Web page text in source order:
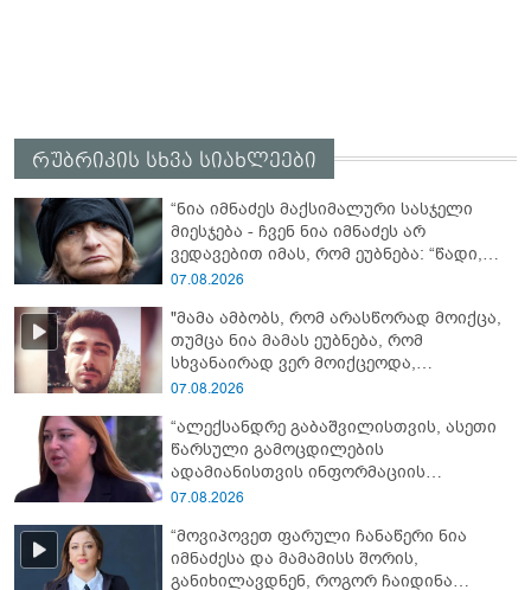
რუბრიკის სხვა სიახლეები
“ნია იმნაძეს მაქსიმალური სასჯელი
მიესჯება - ჩვენ ნია იმნაძეს არ
ვედავებით იმას, რომ ეუბნება: “წადი,
მოკალი“, ეს დაკვეთაა, ჩვენ ვამბობთ,
ავალიანის დედა
07.08.2026
"მამა ამბობს, რომ არასწორად მოიქცა,
თუმცა ნია მამას ეუბნება, რომ
სხვანაირად ვერ მოიქცეოდა,
თანამედროვე ეპოქაში სხვანაირად
დეტალებზე საუბრობს გიგა ავალიანის
საქმის პროკურორი?
07.08.2026
“ალექსანდრე გაბაშვილისთვის, ასეთი
წარსული გამოცდილების
ადამიანისთვის ინფორმაციის
მიწოდება, რომ მასწავლებელი
ფაქტობრივად, წაქეზება იყო” -
პროკურორი ნია იმნაძეზე
07.08.2026
“მოვიპოვეთ ფარული ჩანაწერი ნია
იმნაძესა და მამამისს შორის,
განიხილავდნენ, როგორ ჩაიდინა